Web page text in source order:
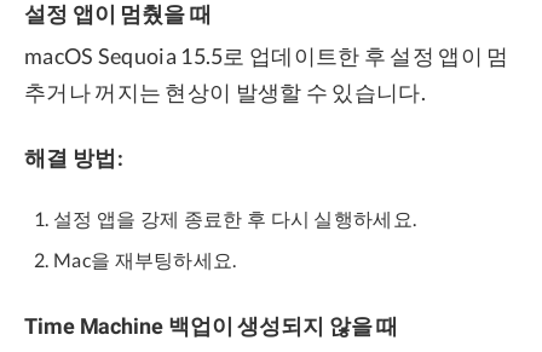
설정 앱이 멈췄을 때
macOS Sequoia 15.5로 업데이트한 후 설정 앱이 멈
추거나 꺼지는 현상이 발생할 수 있습니다.
해결 방법:
설정 앱을 강제 종료한 후 다시 실행하세요.
Mac을 재부팅하세요.
Time Machine 백업이 생성되지 않을 때